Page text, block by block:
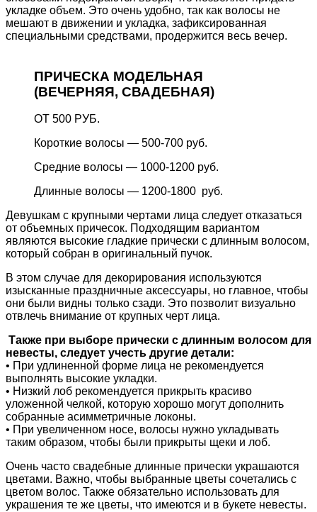
укладке объем. Это очень удобно, так как волосы не
мешают в движении и укладка, зафиксированная
специальными средствами, продержится весь вечер.
ПРИЧЕСКА МОДЕЛЬНАЯ
(ВЕЧЕРНЯЯ, СВАДЕБНАЯ)
ОТ 500 РУБ.
Короткие волосы — 500-700 руб.
Средние волосы — 1000-1200 руб.
Длинные волосы — 1200-1800 руб.
Девушкам с крупными чертами лица следует отказаться
от объемных причесок. Подходящим вариантом
являются высокие гладкие прически с длинным волосом,
который собран в оригинальный пучок.
В этом случае для декорирования используются
изысканные праздничные аксессуары, но главное, чтобы
они были видны только сзади. Это позволит визуально
отвлечь внимание от крупных черт лица.
Также при выборе прически с длинным волосом для
невесты, следует учесть другие детали:
• При удлиненной форме лица не рекомендуется
выполнять высокие укладки.
• Низкий лоб рекомендуется прикрыть красиво
уложенной челкой, которую хорошо могут дополнить
собранные асимметричные локоны.
• При увеличенном носе, волосы нужно укладывать
таким образом, чтобы были прикрыты щеки и лоб.
Очень часто свадебные длинные прически украшаются
цветами. Важно, чтобы выбранные цветы сочетались с
цветом волос. Также обязательно использовать для
украшения те же цветы, что имеются и в букете невесты.